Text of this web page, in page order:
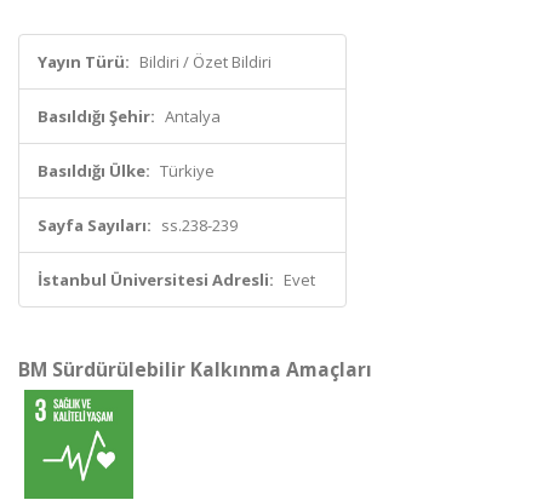
Yayın Türü: Bildiri / Özet Bildiri
Basıldığı Şehir: Antalya
Basıldığı Ülke: Türkiye
Sayfa Sayıları: ss.238-239
İstanbul Üniversitesi Adresli: Evet
BM Sürdürülebilir Kalkınma Amaçları